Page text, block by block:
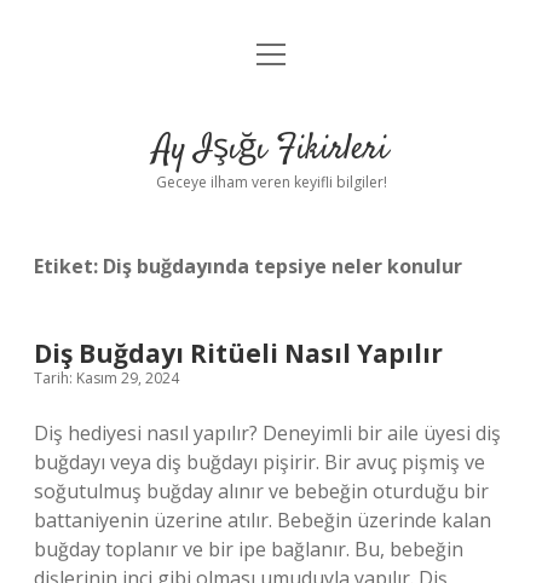
Anasayfa
Yasal Uyarı
menüyü
Ay Işığı Fikirleri
Geceye ilham veren keyifli bilgiler!
Etiket: Diş buğdayında tepsiye neler konulur
Diş Buğdayı Ritüeli Nasıl Yapılır
Tarih: Kasım 29, 2024
Diş hediyesi nasıl yapılır? Deneyimli bir aile üyesi diş
buğdayı veya diş buğdayı pişirir. Bir avuç pişmiş ve
soğutulmuş buğday alınır ve bebeğin oturduğu bir
battaniyenin üzerine atılır. Bebeğin üzerinde kalan
buğday toplanır ve bir ipe bağlanır. Bu, bebeğin